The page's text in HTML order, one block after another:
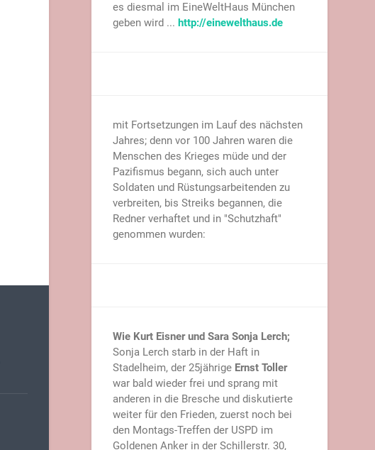
es diesmal im EineWeltHaus München
geben wird ...http://einewelthaus.de
mit Fortsetzungen im Lauf des nächsten
Jahres; denn vor 100 Jahren waren die
Menschen des Krieges müde und der
Pazifismus begann, sich auch unter
Soldaten und Rüstungsarbeitenden zu
verbreiten, bis Streiks begannen, die
Redner verhaftet und in "Schutzhaft"
genommen wurden:
Wie Kurt Eisner und Sara Sonja Lerch;
Sonja Lerch starb in der Haft in
Stadelheim, der 25jährige Ernst Toller
war bald wieder frei und sprang mit
anderen in die Bresche und diskutierte
weiter für den Frieden, zuerst noch bei
den Montags-Treffen der USPD im
Goldenen Anker in der Schillerstr. 30,